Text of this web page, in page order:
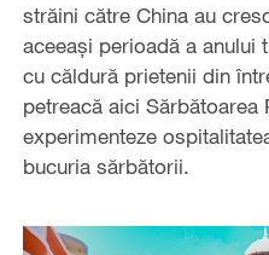
străini către China au
aceeași perioadă a anului
cu căldură prietenii din
petreacă aici Sărbătoarea
experimenteze
bucuria sărbătorii.